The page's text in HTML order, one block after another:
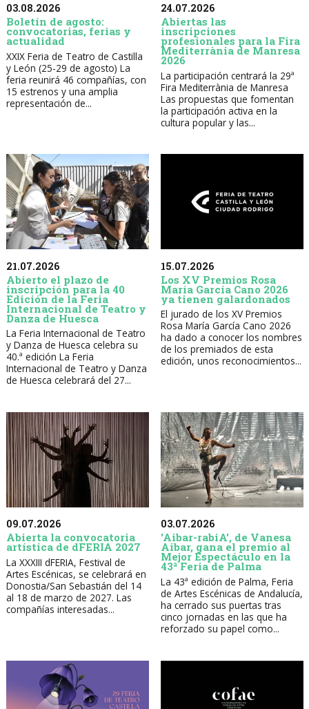
03.08.2026
Boletín de agosto:
convocatorias, ferias y
actualidad
XXIX Feria de Teatro de Castilla
y León (25-29 de agosto) La
feria reunirá 46 compañías, con
15 estrenos y una amplia
representación de...
24.07.2026
Abiertas las
inscripciones
profesionales para la Fira
Mediterrània de Manresa
2026
La participación centrará la 29ª
Fira Mediterrània de Manresa
Las propuestas que fomentan
la participación activa en la
cultura popular y las...
21.07.2026
Abierto el plazo de
inscripción para la 40
Edición de la Feria
Internacional de Teatro y
Danza de Huesca
La Feria Internacional de Teatro
y Danza de Huesca celebra su
40.ª edición La Feria
Internacional de Teatro y Danza
de Huesca celebrará del 27...
15.07.2026
Los XV Premios Rosa
María García Cano 2026
ya tienen galardonados
El jurado de los XV Premios
Rosa María García Cano 2026
ha dado a conocer los nombres
de los premiados de esta
edición, unos reconocimientos...
09.07.2026
Abierta la convocatoria
artística de dFERIA 2027
La XXXIII dFERIA, Festival de
Artes Escénicas, se celebrará en
Donostia/San Sebastián del 14
al 18 de marzo de 2027. Las
compañías interesadas...
03.07.2026
'Aibar-rabiA', de Vanesa
Aibar, gana el premio al
Mejor Espectáculo en la
43ª Feria de Palma
La 43ª edición de Palma, Feria
de Artes Escénicas de Andalucía,
ha cerrado sus puertas tras
cinco jornadas en las que ha
reforzado su papel como...